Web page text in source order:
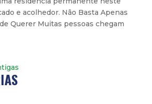
e acolhedor. Não Basta Apenas
Querer Muitas pessoas chegam